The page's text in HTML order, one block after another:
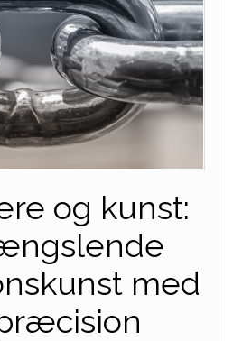
og kunst:
med